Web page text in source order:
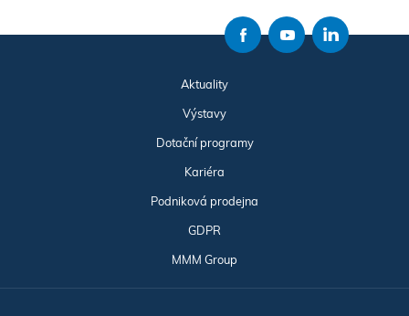
Aktuality
Výstavy
Dotační programy
Kariéra
Podniková prodejna
GDPR
MMM Group